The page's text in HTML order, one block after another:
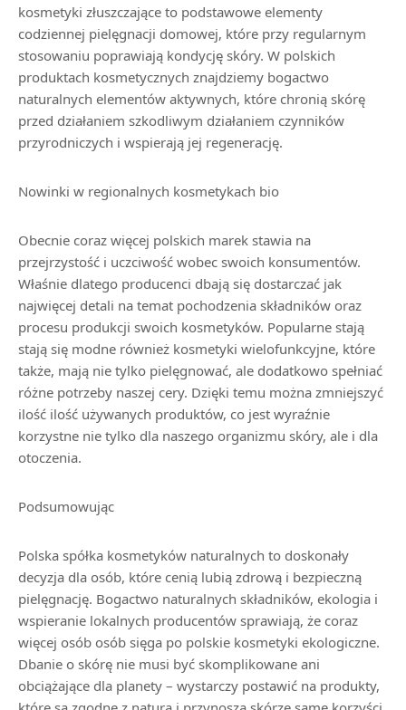
kosmetyki złuszczające to podstawowe elementy
codziennej pielęgnacji domowej, które przy regularnym
stosowaniu poprawiają kondycję skóry. W polskich
produktach kosmetycznych znajdziemy bogactwo
naturalnych elementów aktywnych, które chronią skórę
przed działaniem szkodliwym działaniem czynników
przyrodniczych i wspierają jej regenerację.
Nowinki w regionalnych kosmetykach bio
Obecnie coraz więcej polskich marek stawia na
przejrzystość i uczciwość wobec swoich konsumentów.
Właśnie dlatego producenci dbają się dostarczać jak
najwięcej detali na temat pochodzenia składników oraz
procesu produkcji swoich kosmetyków. Popularne stają
stają się modne również kosmetyki wielofunkcyjne, które
także, mają nie tylko pielęgnować, ale dodatkowo spełniać
różne potrzeby naszej cery. Dzięki temu można zmniejszyć
ilość ilość używanych produktów, co jest wyraźnie
korzystne nie tylko dla naszego organizmu skóry, ale i dla
otoczenia.
Podsumowując
Polska spółka kosmetyków naturalnych to doskonały
decyzja dla osób, które cenią lubią zdrową i bezpieczną
pielęgnację. Bogactwo naturalnych składników, ekologia i
wspieranie lokalnych producentów sprawiają, że coraz
więcej osób osób sięga po polskie kosmetyki ekologiczne.
Dbanie o skórę nie musi być skomplikowane ani
obciążające dla planety – wystarczy postawić na produkty,